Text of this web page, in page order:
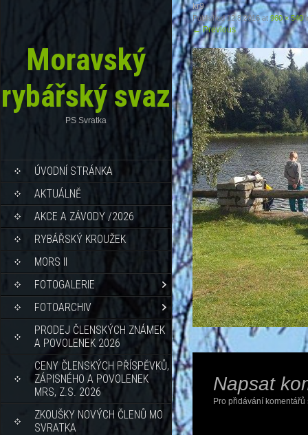
Moravský
rybářský svaz
PS Svratka
ÚVODNÍ STRÁNKA
AKTUÁLNĚ
AKCE A ZÁVODY /2026
RYBÁŘSKÝ KROUŽEK
MORS II
FOTOGALERIE
FOTOARCHIV
PRODEJ ČLENSKÝCH ZNÁMEK
A POVOLENEK 2026
CENY ČLENSKÝCH PŘÍSPĚVKŮ,
ZÁPISNÉHO A POVOLENEK
MRS, Z.S. 2026
ZKOUŠKY NOVÝCH ČLENŮ MO
SVRATKA
kr9
Published12.8.2016at960 × 540
←Previous
Napsat
Pro přidávání